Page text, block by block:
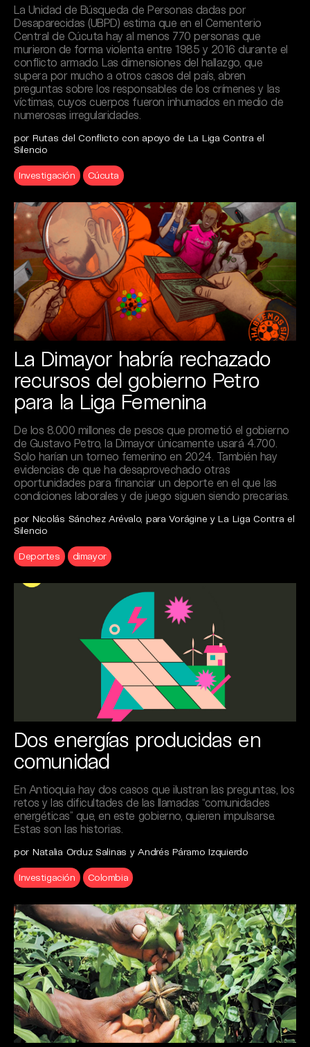
La Unidad de Búsqueda de Personas dadas por
Desaparecidas (UBPD) estima que en el Cementerio
Central de Cúcuta hay al menos 770 personas que
murieron de forma violenta entre 1985 y 2016 durante el
conflicto armado. Las dimensiones del hallazgo, que
supera por mucho a otros casos del país, abren
preguntas sobre los responsables de los crímenes y las
víctimas, cuyos cuerpos fueron inhumados en medio de
numerosas irregularidades.
por Rutas del Conflicto con apoyo de La Liga Contra el
Silencio
Investigación Cúcuta
La Dimayor habría rechazado
recursos del gobierno Petro
para la Liga Femenina
De los 8.000 millones de pesos que prometió el gobierno
de Gustavo Petro, la Dimayor únicamente usará 4.700.
Solo harían un torneo femenino en 2024. También hay
evidencias de que ha desaprovechado otras
oportunidades para financiar un deporte en el que las
condiciones laborales y de juego siguen siendo precarias.
por Nicolás Sánchez Arévalo, para Vorágine y La Liga Contra el
Silencio
Deportes dimayor
Dos energías producidas en
comunidad
En Antioquia hay dos casos que ilustran las preguntas, los
retos y las dificultades de las llamadas “comunidades
energéticas” que, en este gobierno, quieren impulsarse.
Estas son las historias.
por Natalia Orduz Salinas y Andrés Páramo Izquierdo
Investigación Colombia